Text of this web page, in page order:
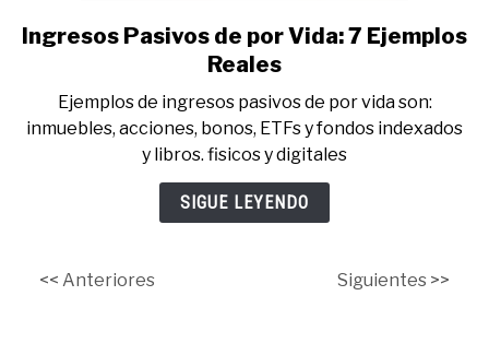
link
to
Pasivos
de
por
Vida:
Ingresos Pasivos de por Vida: 7 Ejemplos
Reales
Ejemplos de ingresos pasivos de por vida son:
inmuebles, acciones, bonos, ETFs y fondos indexados
y libros. fisicos y digitales
SIGUE LEYENDO
<< Anteriores Siguientes >>